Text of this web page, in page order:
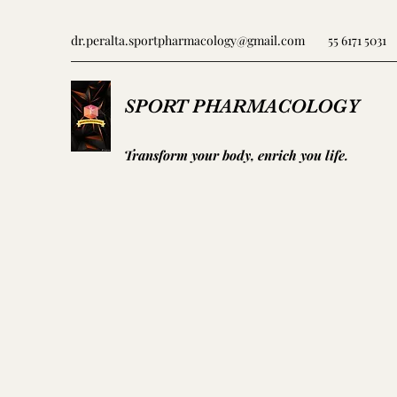
dr.peralta.sportpharmacology@gmail.com 55 6171 5031
SPORT PHARMACOLOGY
Transform your body, enrich you life.